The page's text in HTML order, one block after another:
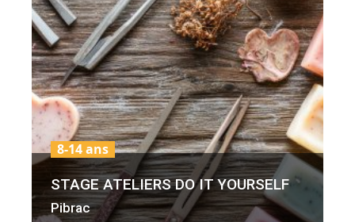
STAGE ATELIERS DO IT YOURSELF
Pibrac
8-14 ans